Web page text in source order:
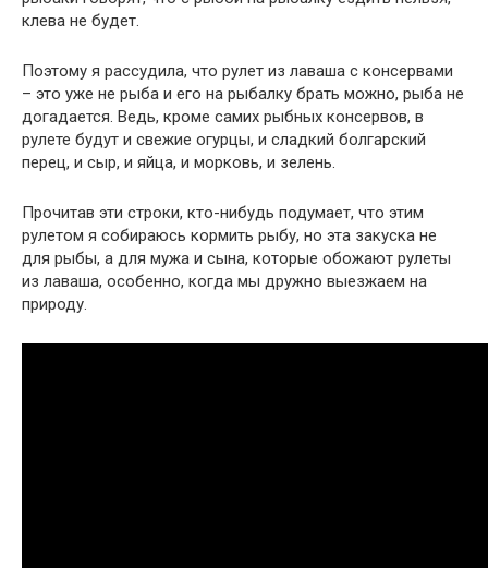
клева не будет.
Поэтому я рассудила, что рулет из лаваша с консервами
– это уже не рыба и его на рыбалку брать можно, рыба не
догадается. Ведь, кроме самих рыбных консервов, в
рулете будут и свежие огурцы, и сладкий болгарский
перец, и сыр, и яйца, и морковь, и зелень.
Прочитав эти строки, кто-нибудь подумает, что этим
рулетом я собираюсь кормить рыбу, но эта закуска не
для рыбы, а для мужа и сына, которые обожают рулеты
из лаваша, особенно, когда мы дружно выезжаем на
природу.